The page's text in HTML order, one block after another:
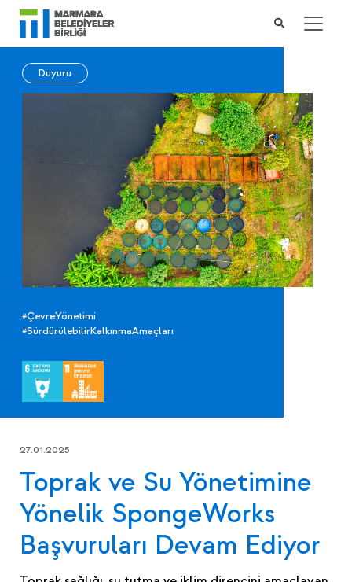
Duyuru
#ÇevreYönetimi
#SürdürülebilirKalkınmaAmaçları
27.01.2025
Toprak ve Su Yönetimine
Yönelik SpongeWorks
Başvuruları Devam Ediyor